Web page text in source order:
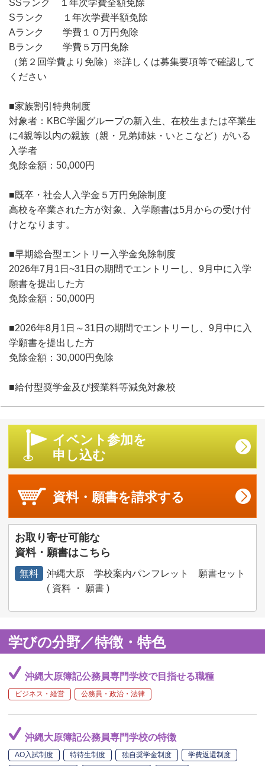
SSランク １年次学費全額免除
Sランク １年次学費半額免除
Aランク 学費１０万円免除
Bランク 学費５万円免除
（第２回学費より免除）※詳しくは募集要項等で確認して
ください
■家族割引特典制度
対象者：KBC学園グループの新入生、在校生または卒業生
に4親等以内の親族（親・兄弟姉妹・いとこなど）がいる
入学者
免除金額：50,000円
■既卒・社会人入学金５万円免除制度
高校を卒業された方が対象、入学願書は5月からの受け付
けとなります。
■早期総合型エントリー入学金免除制度
2026年7月1日~31日の期間でエントリーし、9月中に入学
願書を提出した方
免除金額：50,000円
■2026年8月1日～31日の期間でエントリーし、9月中に入
学願書を提出した方
免除金額：30,000円免除
■給付型奨学金及び授業料等減免対象校
イベント参加を
申し込む
資料・願書を請求する
お取り寄せ可能な
資料・願書はこちら
無料
沖縄大原 学校案内パンフレット 願書セット
( 資料 ・ 願書 )
学びの分野／特徴・特色
沖縄大原簿記公務員専門学校で目指せる職種
ビジネス・経営 公務員・政治・法律
沖縄大原簿記公務員専門学校の特徴
AO入試制度 特待生制度 独自奨学金制度
学費返還制度